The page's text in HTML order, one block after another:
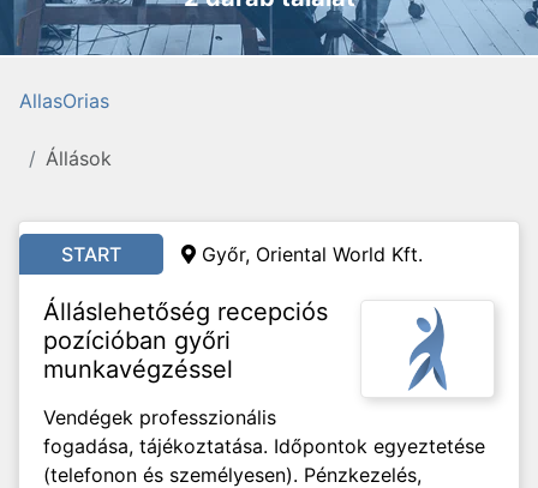
AllasOrias
Állások
START Győr, Oriental World Kft.
Álláslehetőség recepciós
pozícióban győri
munkavégzéssel
Vendégek professzionális
fogadása, tájékoztatása. Időpontok egyeztetése
(telefonon és személyesen). Pénzkezelés,